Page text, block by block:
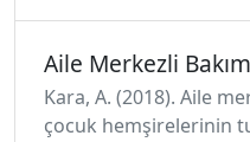
Aile Merkezli
Kara, A. (2018). Aile
çocuk hemşirelerinin